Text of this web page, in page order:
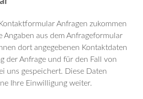
Anfragen zukommen
Angaben aus dem Anfrageformular
dort angegebenen Kontaktdaten
der Anfrage und für den Fall von
uns gespeichert. Diese Daten
Ihre Einwilligung weiter.